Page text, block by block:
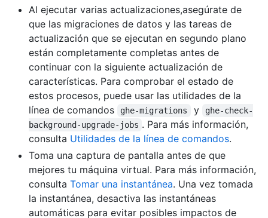
Al ejecutar varias actualizaciones,asegúrate de
que las migraciones de datos y las tareas de
actualización que se ejecutan en segundo plano
están completamente completas antes de
continuar con la siguiente actualización de
características. Para comprobar el estado de
estos procesos, puede usar las utilidades de la
línea de comandos
ghe-migrations y
ghe-check-
background-upgrade-jobs . Para más información,
consulta Utilidades de la línea de comandos.
Toma una captura de pantalla antes de que
mejores tu máquina virtual. Para más información,
consulta Tomar una instantánea. Una vez tomada
la instantánea, desactiva las instantáneas
automáticas para evitar posibles impactos de